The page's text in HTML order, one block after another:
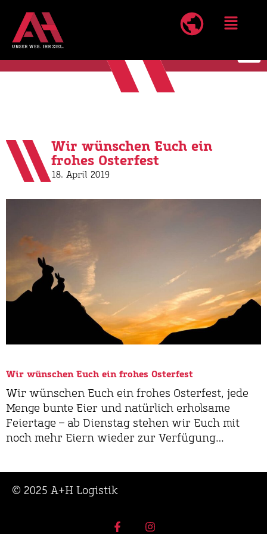
Wir wünschen Euch ein
frohes Osterfest
18. April 2019
Wir wünschen Euch ein frohes Osterfest
Wir wünschen Euch ein frohes Osterfest, jede
Menge bunte Eier und natürlich erholsame
Feiertage – ab Dienstag stehen wir Euch mit
noch mehr Eiern wieder zur Verfügung…
© 2025 A+H Logistik